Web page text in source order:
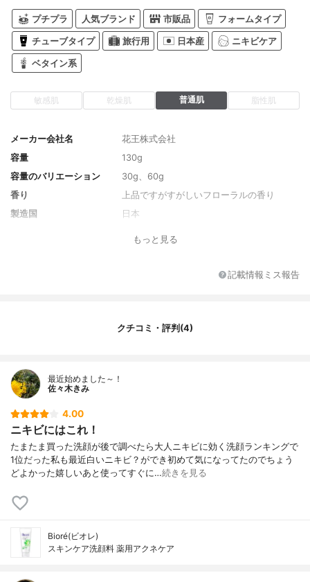
プチプラ 人気ブランド 市販品 フォームタイプ
チューブタイプ 旅行用 日本産 ニキビケア
ベタイン系
敏感肌 乾燥肌 普通肌 脂性肌
メーカー会社名
花王株式会社
容量
130g
容量のバリエーション
30g、60g
香り
上品ですがすがしいフローラルの香り
製造国
日本
イソプロピルメチルフェノール、グリチル
リチン酸ジカリウム
リチン酸ジカリウム、水、ソルビット液、
クリル酸・塩化ジメチルジアリルアンモニ
もっと見る
記載情報ミス報告
クチコミ・評判(4)
最近始めました～！
佐々木きみ
4.00
ニキビにはこれ！
たまたま買った洗顔が後で調べたら大人ニキビに効く洗顔ランキングで
1位だった私も最近白いニキビ？ができ初めて気になってたのでちょう
どよかった嬉しいあと使ってすぐに…続きを見る
Bioré(ビオレ)
スキンケア洗顔料 薬用アクネケア